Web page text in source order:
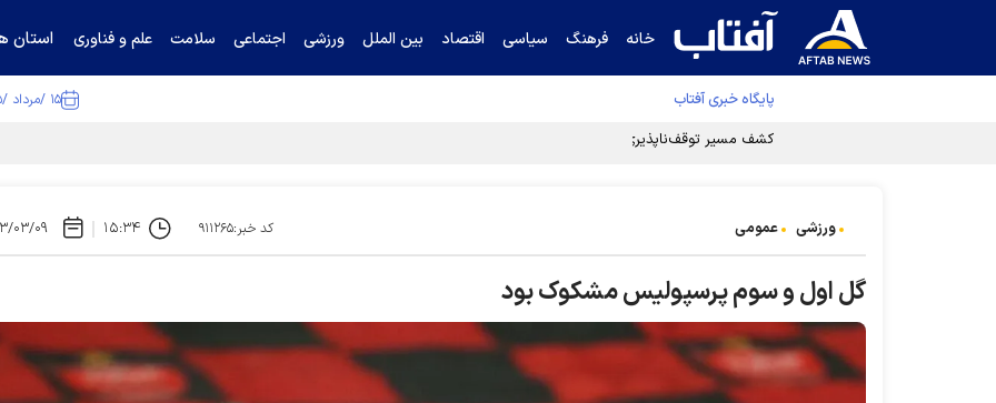
خانه فرهنگ سیاسی اقتصاد بین الملل ورزشی اجتماعی سلامت علم و فناوری استان
پایگاه خبری آفتاب ۱۵ /مرداد /۱۴۰۵
کشف مسیر توقف‌ناپذیری سلول‌های سرطانی
ورزشی عمومی کد خبر:۹۱۱۲۶۵ ۱۵:۳۴ ۱۴۰۳/
گل اول و سوم پرسپولیس مشکوک بود